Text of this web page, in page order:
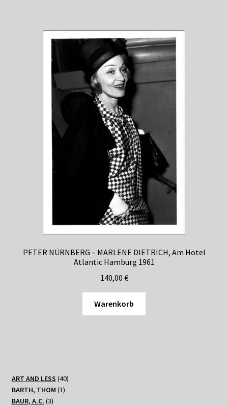
PETER NÜRNBERG – MARLENE DIETRICH, Am Hotel
Atlantic Hamburg 1961
140,00 €
Warenkorb
ART AND LESS 4040
BARTH, THOM 11
BAUR, A.C. 33